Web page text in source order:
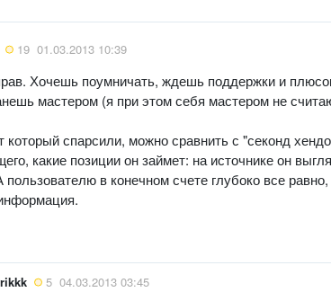
19 01.03.2013 10:39
Хочешь поумничать, ждешь поддержки и
мастером (я при этом себя мастером не
спарсили, можно сравнить с "секонд
какие позиции он займет: на источнике он
в конечном счете глубоко все
5 04.03.2013 03:45